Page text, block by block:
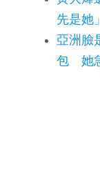
先是她
亞洲臉
包 她